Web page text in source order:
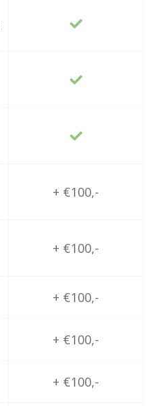
+ €100,-
+ €100,-
+ €100,-
+ €100,-
+ €100,-